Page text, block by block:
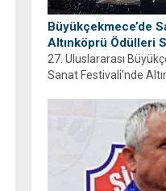
Büyükçekmece’de
Altınköprü Ödülleri
27. Uluslararası
Sanat Festivali'nde